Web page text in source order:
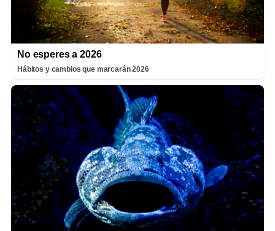
No esperes a 2026
Hábitos y cambios que marcarán 2026